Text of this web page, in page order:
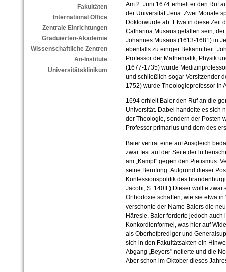
Fakultäten
International Office
Zentrale Einrichtungen
Graduierten-Akademie
Wissenschaftliche Zentren
An-Institute
Universitätsklinikum
Am 2. Juni 1674 erhielt er den Ruf
der Universität Jena. Zwei Monate
Doktorwürde ab. Etwa in diese Zeit
Catharina Musäus gefallen sein,
Johannes Musäus (1613-1681) in
ebenfalls zu einiger Bekanntheit:
Professor der Mathematik, Physik
(1677-1735) wurde
und schließlich sogar Vorsitzender
1752) wurde Theologieprofessor in
1694 erhielt Baier den Ruf an die
Universität. Dabei handelte es sich
der Theologie, sondern der Posten
Professor primarius und dem des
Baier vertrat eine auf Ausgleich
zwar fest auf der Seite der
am „Kampf" gegen den Pietismus.
seine Berufung. Aufgrund dieser
Konfessionspolitik des
Jacobi, S. 140ff.) Dieser wollte
Orthodoxie schaffen, wie sie etwa
verschonte der Name Baiers die
Häresie. Baier forderte jedoch
Konkordienformel, was hier auf
als Oberhofprediger und
sich in den Fakultätsakten ein
Abgang „Beyers" notierte und die
Aber schon im Oktober dieses